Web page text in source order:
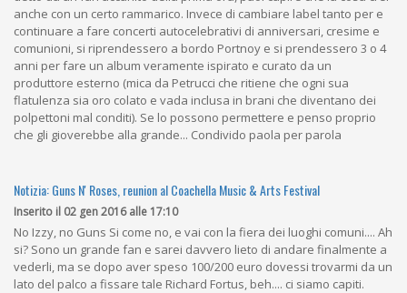
anche con un certo rammarico. Invece di cambiare label tanto per e
continuare a fare concerti autocelebrativi di anniversari, cresime e
comunioni, si riprendessero a bordo Portnoy e si prendessero 3 o 4
anni per fare un album veramente ispirato e curato da un
produttore esterno (mica da Petrucci che ritiene che ogni sua
flatulenza sia oro colato e vada inclusa in brani che diventano dei
polpettoni mal conditi). Se lo possono permettere e penso proprio
che gli gioverebbe alla grande... Condivido paola per parola
Notizia: Guns N' Roses, reunion al Coachella Music & Arts Festival
Inserito il 02 gen 2016 alle 17:10
No Izzy, no Guns Si come no, e vai con la fiera dei luoghi comuni.... Ah
si? Sono un grande fan e sarei davvero lieto di andare finalmente a
vederli, ma se dopo aver speso 100/200 euro dovessi trovarmi da un
lato del palco a fissare tale Richard Fortus, beh.... ci siamo capiti.